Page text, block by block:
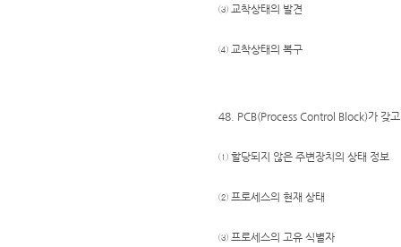
③ 교착상태의 발견
④ 교착상태의 복구
48. PCB(Process Control Block)가 갖고
① 할당되지 않은 주변장치의 상태 정보
② 프로세스의 현재 상태
③ 프로세스의 고유 식별자